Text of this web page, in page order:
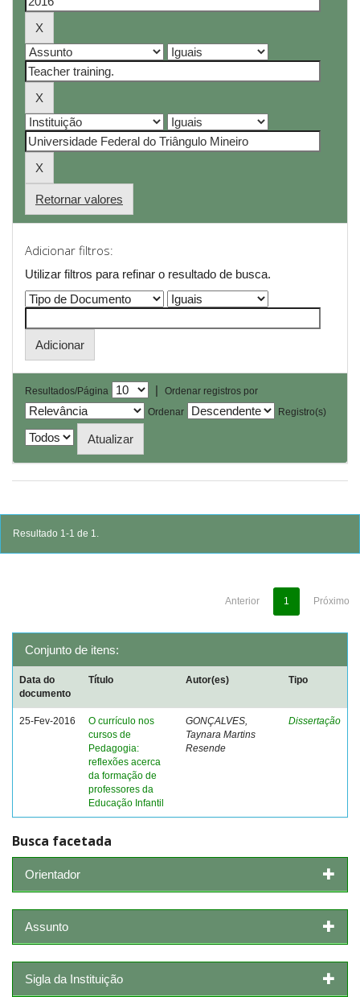
Retornar valores
Adicionar filtros:
Utilizar filtros para refinar o resultado de busca.
Resultados/Página |
Ordenar registros por
Ordenar
Registro(s)
Resultado 1-1 de 1.
Anterior 1 Próximo
Conjunto de itens:
Data do
documento
Título Autor(es) Tipo
25-Fev-2016
O currículo nos
cursos de
Pedagogia:
reflexões acerca
da formação de
professores da
Educação Infantil
GONÇALVES,
Taynara Martins
Resende
Dissertação
Busca facetada
Orientador
Assunto
Sigla da Instituição